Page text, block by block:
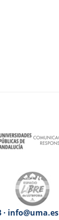
· info@uma.es